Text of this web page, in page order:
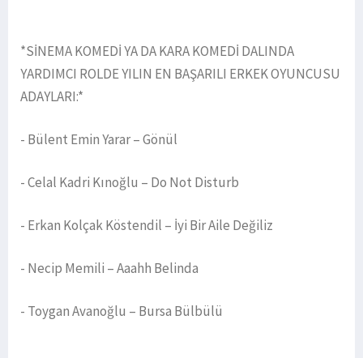
*SİNEMA KOMEDİ YA DA KARA KOMEDİ DALINDA
YARDIMCI ROLDE YILIN EN BAŞARILI ERKEK OYUNCUSU
ADAYLARI:*
- Bülent Emin Yarar – Gönül
- Celal Kadri Kınoğlu – Do Not Disturb
- Erkan Kolçak Köstendil – İyi Bir Aile Değiliz
- Necip Memili – Aaahh Belinda
- Toygan Avanoğlu – Bursa Bülbülü